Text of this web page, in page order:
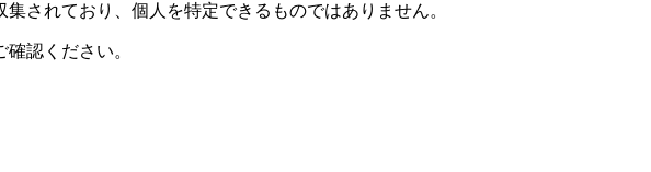
されており、個人を特定できるものではありません。
認ください。